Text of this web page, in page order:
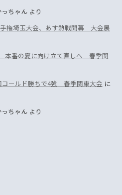
ちゃんより
権埼玉大会、あす熱戦開幕 大会展
本番の夏に向け立て直しへ 春季関
コールド勝ちで4強 春季関東大会 に
ちゃんより